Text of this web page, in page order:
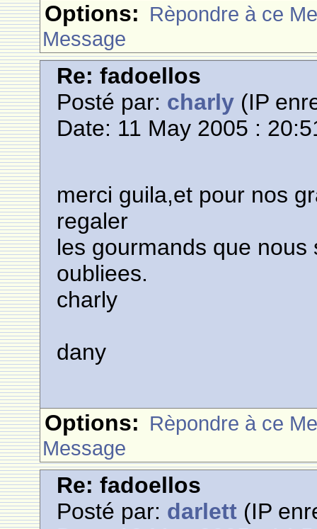
Options: Rèpondre à ce
Message
Re: fadoellos
Posté par: charly (IP
Date: 11 May 2005 :
merci guila,et pour nos
regaler
les gourmands que
oubliees.
charly
dany
Options: Rèpondre à ce
Message
Re: fadoellos
Posté par: darlett (IP